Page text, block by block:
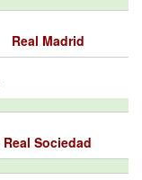
Real Madrid
Real Sociedad